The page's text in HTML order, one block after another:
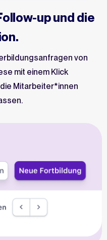
up und die
von
mit einem Klick
Mitarbeiter*innen